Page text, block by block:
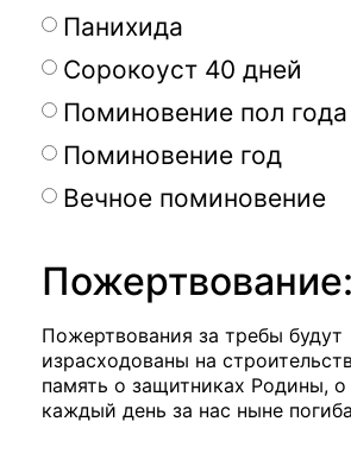
Панихида
Сорокоуст 40 дней
Поминовение пол года
Поминовение год
Вечное поминовение
Пожертвование:
Пожертвования за требы будут
израсходованы на
память о защитниках Родины,
каждый день за нас ныне